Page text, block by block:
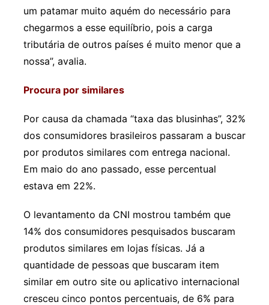
um patamar muito aquém do necessário para
chegarmos a esse equilíbrio, pois a carga
tributária de outros países é muito menor que a
nossa”, avalia.
Procura por similares
Por causa da chamada “taxa das blusinhas”, 32%
dos consumidores brasileiros passaram a buscar
por produtos similares com entrega nacional.
Em maio do ano passado, esse percentual
estava em 22%.
O levantamento da CNI mostrou também que
14% dos consumidores pesquisados buscaram
produtos similares em lojas físicas. Já a
quantidade de pessoas que buscaram item
similar em outro site ou aplicativo internacional
cresceu cinco pontos percentuais, de 6% para